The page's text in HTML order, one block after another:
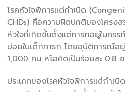
โรคหัวใจพิการแต่กำเนิด
CHDs) คือความผิดปกติของโครงส
หัวใจที่เกิดขึ้นตั้งแต่ทารกอยู่ในครร
บ่อยในเด็กทารก โดยอุบัติการณ์อ
1,000 คน หรือคิดเป็นร้อยละ 0.8
ประเภทของโรคหัวใจพิการแต่กำเนิด